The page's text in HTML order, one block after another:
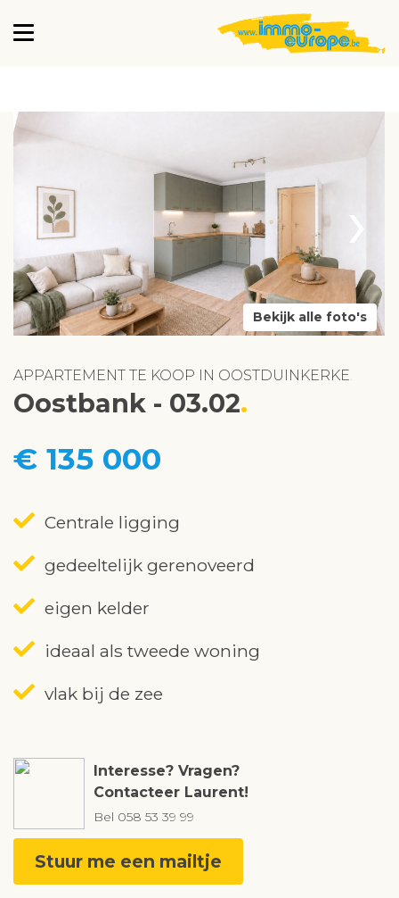
›
Bekijk alle foto's
APPARTEMENT TE KOOP IN OOSTDUINKERKE
Oostbank - 03.02
€ 135 000
Centrale ligging
gedeeltelijk gerenoveerd
eigen kelder
ideaal als tweede woning
vlak bij de zee
Interesse? Vragen?
Contacteer Laurent!
Bel 058 53 39 99
Stuur me een mailtje